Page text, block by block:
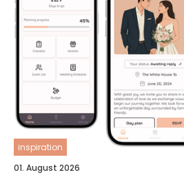
inspiration
01. August 2026